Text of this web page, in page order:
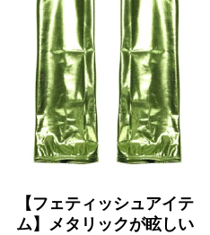
【フェティッシュアイテ
ム】メタリックが眩しい